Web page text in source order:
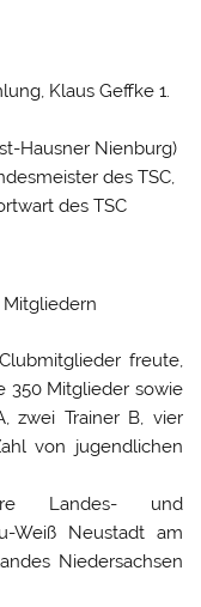
Klaus Geffke 1.
Hausner Nienburg)
des TSC,
des TSC
Mitgliedern
freute,
350 Mitglieder sowie
zwei Trainer B, vier
von jugendlichen
Landes- und
Weiß Neustadt am
Niedersachsen